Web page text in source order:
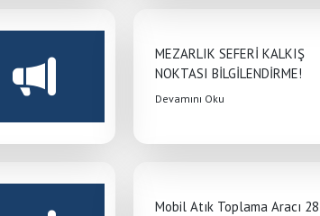
MEZARLIK SEFERİ KALKIŞ
NOKTASI BİLGİLENDİRME!
Devamını Oku
Mobil Atık Toplama Aracı 28